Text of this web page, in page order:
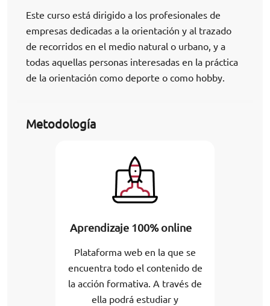
Este curso está dirigido a los profesionales de
empresas dedicadas a la orientación y al trazado
de recorridos en el medio natural o urbano, y a
todas aquellas personas interesadas en la práctica
de la orientación como deporte o como hobby.
Metodología
Aprendizaje 100% online
Plataforma web en la que se
encuentra todo el contenido de
la acción formativa. A través de
ella podrá estudiar y